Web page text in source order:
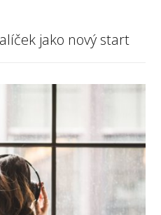
jako nový start